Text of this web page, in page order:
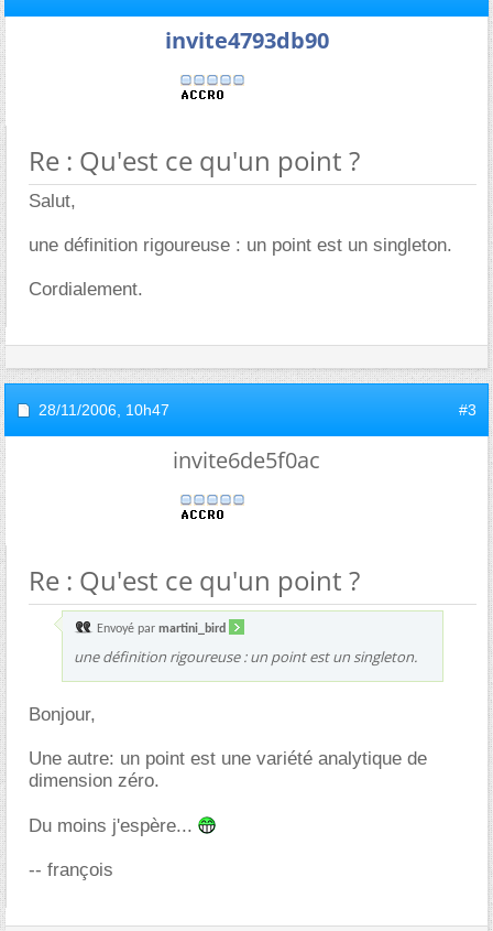
invite4793db90
Re : Qu'est ce qu'un point ?
Salut,
une définition rigoureuse : un point est un singleton.
Cordialement.
28/11/2006, 10h47 #3
invite6de5f0ac
Re : Qu'est ce qu'un point ?
Envoyé par martini_bird
une définition rigoureuse : un point est un singleton.
Bonjour,
Une autre: un point est une variété analytique de
dimension zéro.
Du moins j'espère...
-- françois